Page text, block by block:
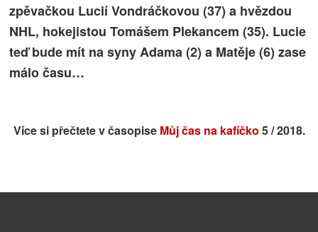
zpěvačkou Lucií Vondráčkovou (37) a hvězdou
NHL, hokejistou Tomášem Plekancem (35). Lucie
teď bude mít na syny Adama (2) a Matěje (6) zase
málo času…
Více si přečtete v časopise Můj čas na kafíčko 5 / 2018.